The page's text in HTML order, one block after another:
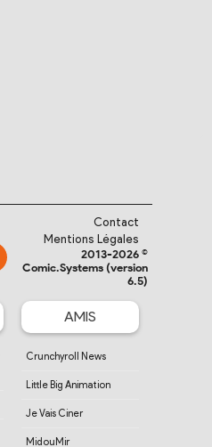
Contact
Mentions Légales
2013-2026 ©
Comic.Systems (version
6.5)
AMIS
Crunchyroll News
Little Big Animation
Je Vais Ciner
MidouMir